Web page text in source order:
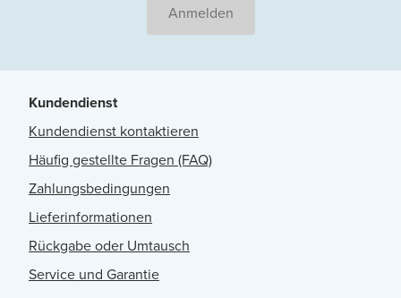
Anmelden
Kundendienst
Kundendienst kontaktieren
Häufig gestellte Fragen (FAQ)
Zahlungsbedingungen
Lieferinformationen
Rückgabe oder Umtausch
Service und Garantie